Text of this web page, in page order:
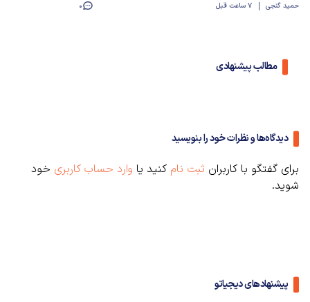
حمید گنجی 7 ساعت قبل 0
مطالب پیشنهادی
دیدگاه‌ها و نظرات خود را بنویسید
برای گفتگو با کاربران ثبت نام کنید یا وارد حساب کاربری خود
شوید.
پیشنهادهای دیجیاتو